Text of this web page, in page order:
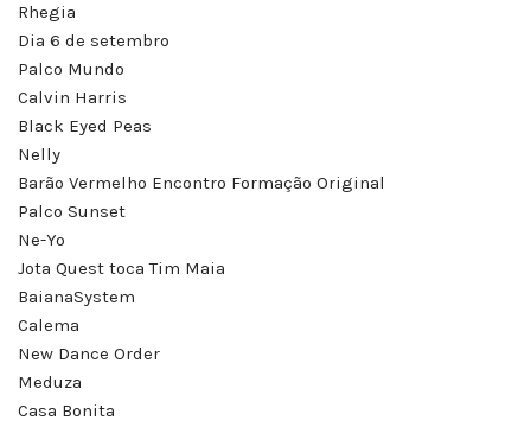
Rhegia
Dia 6 de setembro
Palco Mundo
Calvin Harris
Black Eyed Peas
Nelly
Barão Vermelho Encontro Formação Original
Palco Sunset
Ne-Yo
Jota Quest toca Tim Maia
BaianaSystem
Calema
New Dance Order
Meduza
Casa Bonita